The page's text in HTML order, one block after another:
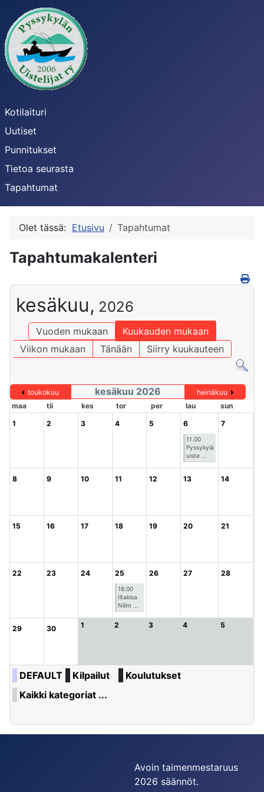
Kotilaituri
Uutiset
Punnitukset
Tietoa seurasta
Tapahtumat
Olet tässä: Etusivu Tapahtumat
Tapahtumakalenteri
kesäkuu, 2026
Vuoden mukaan
Kuukauden mukaan
Viikon mukaan
Tänään Siirry kuukauteen
toukokuu kesäkuu 2026
heinäkuu
maa
tii kes tor per lau
sun
1
2 3 4 5 6
11.00
Pyssykylä
uiste ...
7
8 9 10 11 12 13 14
15 16 17 18 19 20 21
22 23 24 25
18.00
Iltakisa
Nilim ...
26 27 28
29 30 1 2 3 4 5
DEFAULT Kilpailut
Koulutukset
Kaikki kategoriat ...
Avoin taimenmestaruus
2026 säännöt.